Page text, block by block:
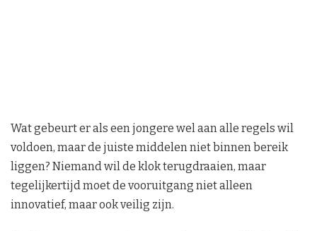
Wat gebeurt er als een jongere wel aan alle regels wil
voldoen, maar de juiste middelen niet binnen bereik
liggen? Niemand wil de klok terugdraaien, maar
tegelijkertijd moet de vooruitgang niet alleen
innovatief, maar ook veilig zijn.